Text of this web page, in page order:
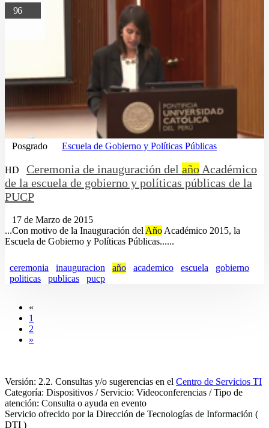
96
Posgrado Escuela de Gobierno y Políticas Públicas
HD Ceremonia de inauguración del año Académico
de la escuela de gobierno y políticas públicas de la
PUCP
17 de Marzo de 2015
...Con motivo de la Inauguración del Año Académico 2015, la
Escuela de Gobierno y Políticas Públicas......
ceremonia inauguracion año academico escuela
gobierno
politicas
publicas pucp
«
1
2
»
Versión: 2.2. Consultas y/o sugerencias en el Centro de Servicios TI
Categoría: Dispositivos / Servicio: Videoconferencias / Tipo de
atención: Consulta o ayuda en evento
Servicio ofrecido por la Dirección de Tecnologías de Información (
DTI )